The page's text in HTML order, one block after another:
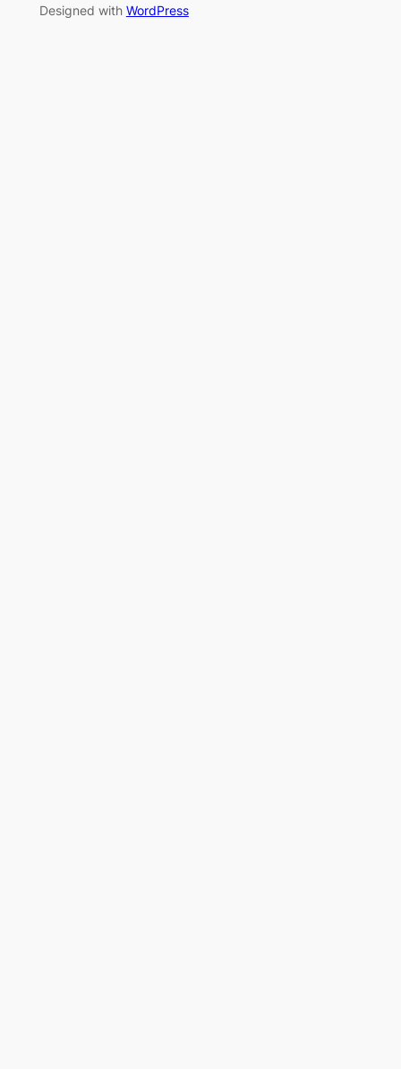
Designed with WordPress